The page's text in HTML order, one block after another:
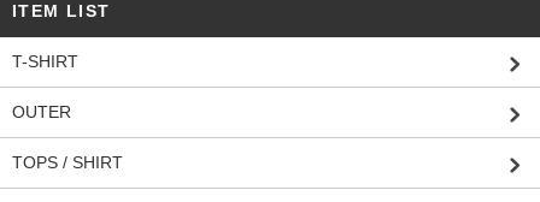
ITEM LIST
T-SHIRT
OUTER
TOPS / SHIRT